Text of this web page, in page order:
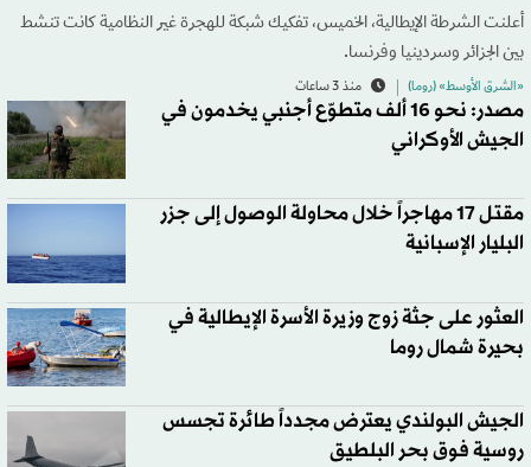
أعلنت الشرطة الإيطالية، الخميس، تفكيك شبكة للهجرة غير النظامية كانت تنشط
بين الجزائر وسردينيا وفرنسا.
«الشرق الأوسط» (روما) منذ 3 ساعات
مصدر: نحو 16 ألف متطوّع أجنبي يخدمون في
الجيش الأوكراني
مقتل 17 مهاجراً خلال محاولة الوصول إلى جزر
البليار الإسبانية
العثور على جثة زوج وزيرة الأسرة الإيطالية في
بحيرة شمال روما
الجيش البولندي يعترض مجدداً طائرة تجسس
روسية فوق بحر البلطيق